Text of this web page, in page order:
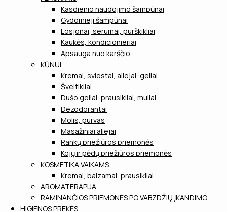
Kasdienio naudojimo šampūnai
Gydomieji šampūnai
Losjonai, serumai, purškikliai
Kaukės, kondicionieriai
Apsauga nuo karščio
KŪNUI
Kremai, sviestai, aliejai, geliai
Šveitikliai
Dušo geliai, prausikliai, muilai
Dezodorantai
Molis, purvas
Masažiniai aliejai
Rankų priežiūros priemonės
Kojų ir pėdų priežiūros priemonės
KOSMETIKA VAIKAMS
Kremai, balzamai, prausikliai
AROMATERAPIJA
RAMINANČIOS PRIEMONĖS PO VABZDŽIŲ ĮKANDIMO
HIGIENOS PREKĖS